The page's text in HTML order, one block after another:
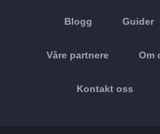
Blogg Guider
Våre partnere Om
Kontakt oss